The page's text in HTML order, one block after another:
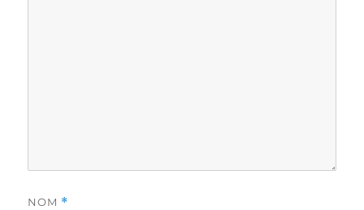
NOM *